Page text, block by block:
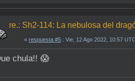
re.: Sh2-114: La nebulosa del
« respuesta #5 : Vie, 12 Ago 2022, 10:57
chula!! 😱